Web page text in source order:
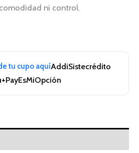
ni control.
tu cupo aquíAddiSistecrédito
EsMiOpción